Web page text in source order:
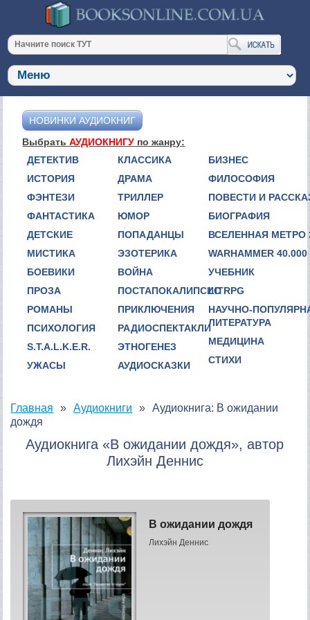
НОВИНКИ АУДИОКНИГ
ВыбратьАУДИОКНИГУ по жанру:
ДЕТЕКТИВ
ИСТОРИЯ
ФЭНТЕЗИ
ФАНТАСТИКА
ДЕТСКИЕ
МИСТИКА
БОЕВИКИ
ПРОЗА
РОМАНЫ
ПСИХОЛОГИЯ
S.T.A.L.K.E.R.
УЖАСЫ
КЛАССИКА
ДРАМА
ТРИЛЛЕР
ЮМОР
ПОПАДАНЦЫ
ЭЗОТЕРИКА
ВОЙНА
ПОСТАПОКАЛИПСИС
ПРИКЛЮЧЕНИЯ
РАДИОСПЕКТАКЛИ
ЭТНОГЕНЕЗ
АУДИОСКАЗКИ
БИЗНЕС
ФИЛОСОФИЯ
ПОВЕСТИ И
БИОГРАФИЯ
ВСЕЛЕННАЯ МЕТРО
WARHAMMER 40.000
УЧЕБНИК
LITRPG
НАУЧНО-
ЛИТЕРАТУРА
МЕДИЦИНА
СТИХИ
Главная Аудиокниги
Аудиокнига: В ожидании
дождя
Аудиокнига «В ожидании дождя», автор
Лихэйн Деннис
В ожидании дождя
Лихэйн Деннис